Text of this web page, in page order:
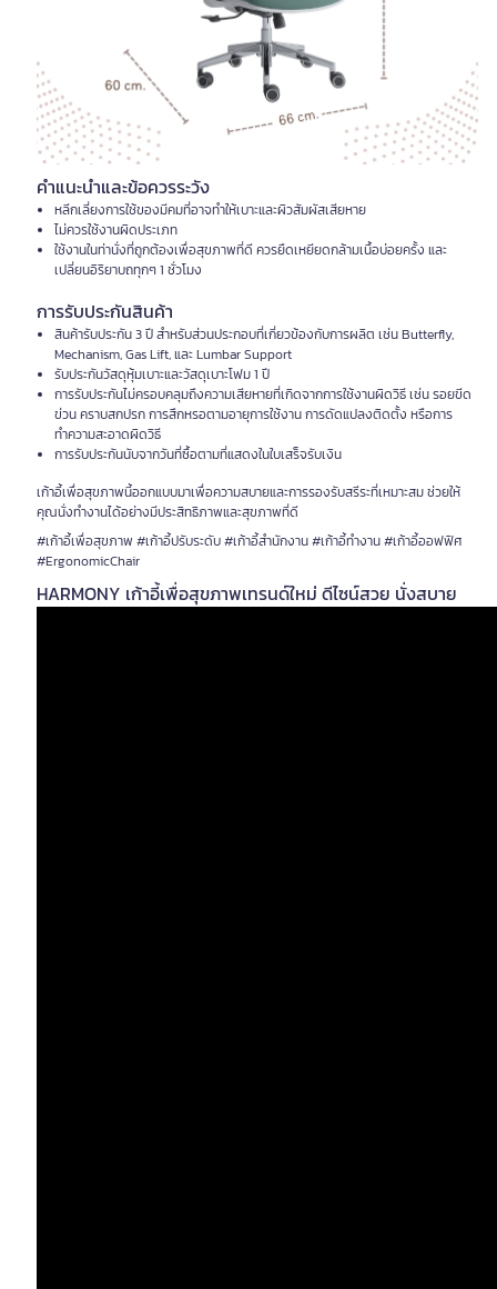
คำแนะนำและข้อควรระวัง
หลีกเลี่ยงการใช้ของมีคมที่อาจทำให้เบาะและผิวสัมผัสเสียหาย
ไม่ควรใช้งานผิดประเภท
ใช้งานในท่านั่งที่ถูกต้องเพื่อสุขภาพที่ดี ควรยืดเหยียดกล้ามเนื้อบ่อยครั้ง และ
เปลี่ยนอิริยาบถทุกๆ 1 ชั่วโมง
การรับประกันสินค้า
สินค้ารับประกัน 3 ปี สำหรับส่วนประกอบที่เกี่ยวข้องกับการผลิต เช่น Butterfly,
Mechanism, Gas Lift, และ Lumbar Support
รับประกันวัสดุหุ้มเบาะและวัสดุเบาะโฟม 1 ปี
การรับประกันไม่ครอบคลุมถึงความเสียหายที่เกิดจากการใช้งานผิดวิธี เช่น รอยขีด
ข่วน คราบสกปรก การสึกหรอตามอายุการใช้งาน การดัดแปลงติดตั้ง หรือการ
ทำความสะอาดผิดวิธี
การรับประกันนับจากวันที่ซื้อตามที่แสดงในใบเสร็จรับเงิน
เก้าอี้เพื่อสุขภาพนี้ออกแบบมาเพื่อความสบายและการรองรับสรีระที่เหมาะสม ช่วยให้
คุณนั่งทำงานได้อย่างมีประสิทธิภาพและสุขภาพที่ดี
#เก้าอี้เพื่อสุขภาพ #เก้าอี้ปรับระดับ #เก้าอี้สำนักงาน #เก้าอี้ทำงาน #เก้าอี้ออฟฟิศ
#ErgonomicChair
HARMONY เก้าอี้เพื่อสุขภาพเทรนด์ใหม่ ดีไซน์สวย นั่งสบาย